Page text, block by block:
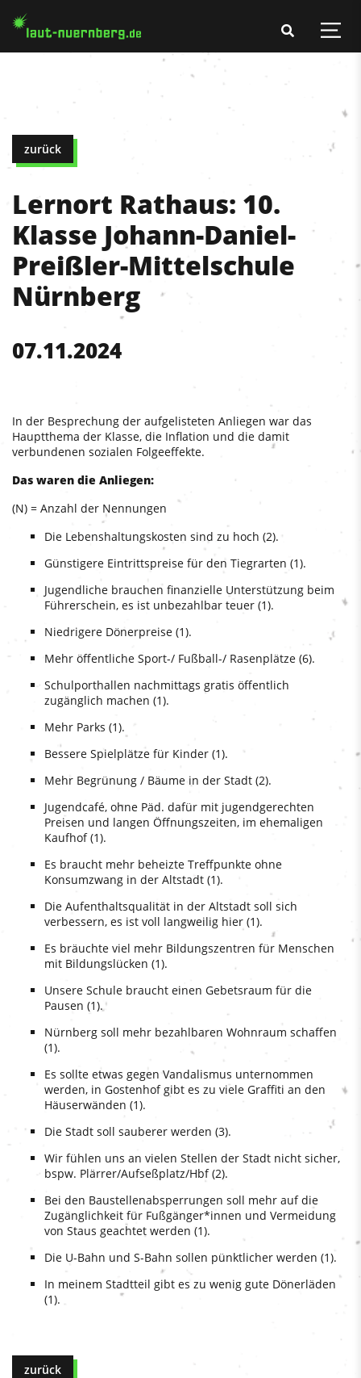
zurück
Lernort Rathaus: 10.
Klasse Johann-Daniel-
Preißler-Mittelschule
Nürnberg
07.11.2024
In der Besprechung der aufgelisteten Anliegen war das
Hauptthema der Klasse, die Inflation und die damit
verbundenen sozialen Folgeeffekte.
Das waren die Anliegen:
(N) = Anzahl der Nennungen
Die Lebenshaltungskosten sind zu hoch (2).
Günstigere Eintrittspreise für den Tiegrarten (1).
Jugendliche brauchen finanzielle Unterstützung beim
Führerschein, es ist unbezahlbar teuer (1).
Niedrigere Dönerpreise (1).
Mehr öffentliche Sport-/ Fußball-/ Rasenplätze (6).
Schulporthallen nachmittags gratis öffentlich
zugänglich machen (1).
Mehr Parks (1).
Bessere Spielplätze für Kinder (1).
Mehr Begrünung / Bäume in der Stadt (2).
Jugendcafé, ohne Päd. dafür mit jugendgerechten
Preisen und langen Öffnungszeiten, im ehemaligen
Kaufhof (1).
Es braucht mehr beheizte Treffpunkte ohne
Konsumzwang in der Altstadt (1).
Die Aufenthaltsqualität in der Altstadt soll sich
verbessern, es ist voll langweilig hier (1).
Es bräuchte viel mehr Bildungszentren für Menschen
mit Bildungslücken (1).
Unsere Schule braucht einen Gebetsraum für die
Pausen (1).
Nürnberg soll mehr bezahlbaren Wohnraum schaffen
(1).
Es sollte etwas gegen Vandalismus unternommen
werden, in Gostenhof gibt es zu viele Graffiti an den
Häuserwänden (1).
Die Stadt soll sauberer werden (3).
Wir fühlen uns an vielen Stellen der Stadt nicht sicher,
bspw. Plärrer/Aufseßplatz/Hbf (2).
Bei den Baustellenabsperrungen soll mehr auf die
Zugänglichkeit für Fußgänger*innen und Vermeidung
von Staus geachtet werden (1).
Die U-Bahn und S-Bahn sollen pünktlicher werden (1).
In meinem Stadtteil gibt es zu wenig gute Dönerläden
(1).
zurück